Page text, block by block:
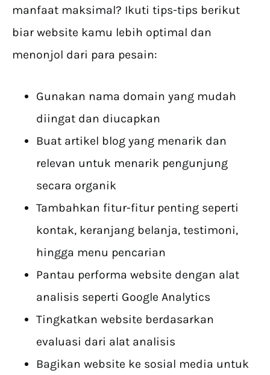
manfaat maksimal? Ikuti tips-tips berikut
biar website kamu lebih optimal dan
menonjol dari para pesain:
Gunakan nama domain yang mudah
diingat dan diucapkan
Buat artikel blog yang menarik dan
relevan untuk menarik pengunjung
secara organik
Tambahkan fitur-fitur penting seperti
kontak, keranjang belanja, testimoni,
hingga menu pencarian
Pantau performa website dengan alat
analisis seperti Google Analytics
Tingkatkan website berdasarkan
evaluasi dari alat analisis
Bagikan website ke sosial media untuk